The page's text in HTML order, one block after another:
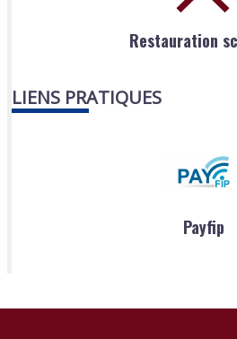
Restauration
LIENS PRATIQUES
Payfip